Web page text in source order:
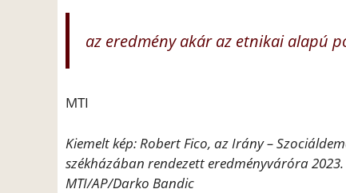
az eredmény akár az etnikai alapú
MTI
Kiemelt kép: Robert Fico, az Irány –
székházában rendezett eredményváróra
MTI/AP/Darko Bandic